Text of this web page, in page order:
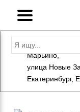
Адрес: Санкт-
Марьино,
улица Новые